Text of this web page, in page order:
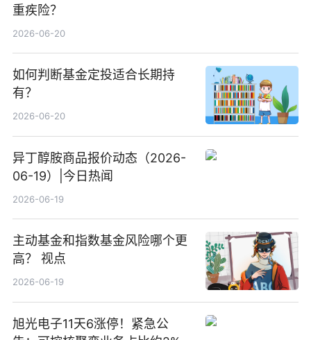
重疾险？
2026-06-20
如何判断基金定投适合长期持
有？
2026-06-20
异丁醇胺商品报价动态（2026-
06-19）|今日热闻
2026-06-19
主动基金和指数基金风险哪个更
高？ 视点
2026-06-19
旭光电子11天6涨停！紧急公